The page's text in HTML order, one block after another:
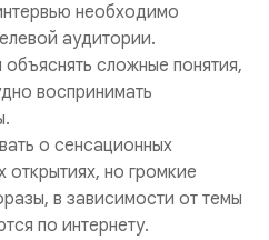
необходимо
аудитории.
сложные понятия,
воспринимать
о сенсационных
открытиях, но громкие
в зависимости от темы
по интернету.